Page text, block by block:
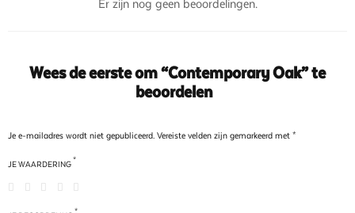
Er zijn nog geen beoordelingen.
Wees de eerste om “Contemporary Oak” te
beoordelen
Je e-mailadres wordt niet gepubliceerd. Vereiste velden zijn gemarkeerd met *
JE WAARDERING*